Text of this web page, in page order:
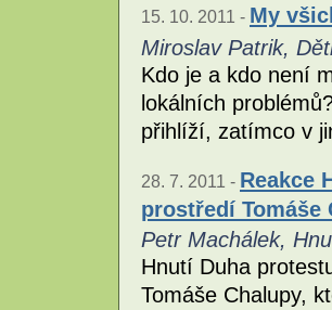
15. 10. 2011 - My
Miroslav Patrik,
Kdo je a kdo není
lokálních
přihlíží, zatímco v
28. 7. 2011 - Reakce
prostředí Tomáše
Petr Machálek,
Hnutí Duha
Tomáše Chalupy,